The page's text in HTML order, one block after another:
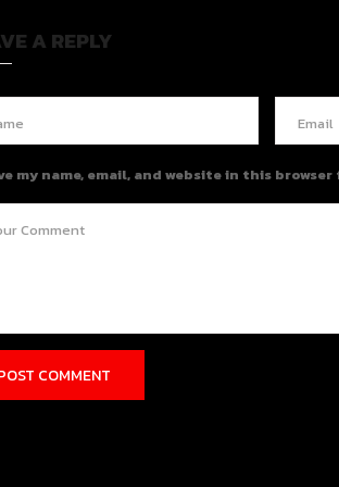
A REPLY
my name, email, and website in this